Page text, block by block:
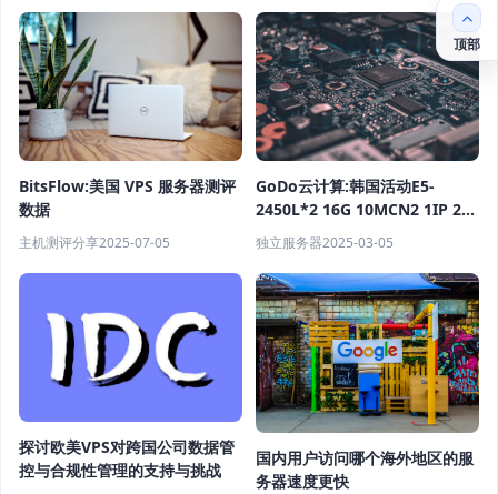
BitsFlow:美国 VPS 服务器测评
数据
主机测评分享2025-07-05
GoDo云计算:韩国活动E5-
2450L*2 16G 10MCN2 1IP 299
元/月
独立服务器2025-03-05
探讨欧美VPS对跨国公司数据管
控与合规性管理的支持与挑战
国内用户访问哪个海外地区的服
务器速度更快
顶部